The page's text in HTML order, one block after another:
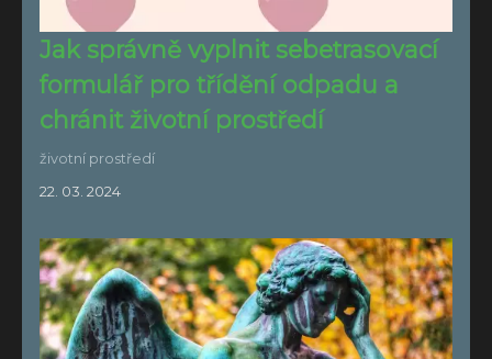
Jak správně vyplnit sebetrasovací
formulář pro třídění odpadu a
chránit životní prostředí
životní prostředí
22. 03. 2024